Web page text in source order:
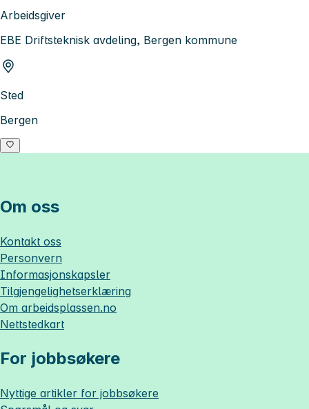
Arbeidsgiver
EBE Driftsteknisk avdeling, Bergen kommune
Sted
Bergen
Om oss
Kontakt oss
Personvern
Informasjonskapsler
Tilgjengelighetserklæring
Om arbeidsplassen.no
Nettstedkart
For jobbsøkere
Nyttige artikler for jobbsøkere